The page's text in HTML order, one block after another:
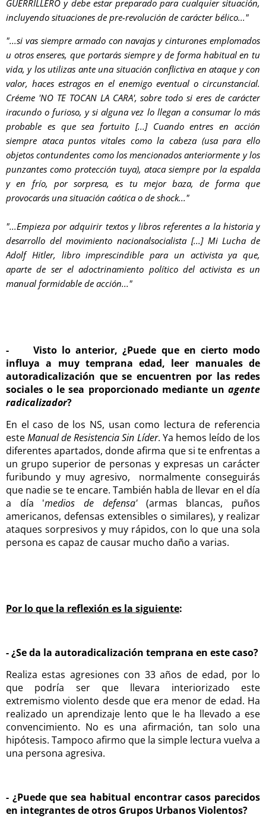
GUERRILLERO y debe estar preparado para cualquier situación,
incluyendo situaciones de pre-revolución de carácter bélico..."
"...si vas siempre armado con navajas y cinturones emplomados
u otros enseres, que portarás siempre y de forma habitual en tu
vida, y los utilizas ante una situación conflictiva en ataque y con
valor, haces estragos en el enemigo eventual o circunstancial.
Créeme 'NO TE TOCAN LA CARA', sobre todo si eres de carácter
iracundo o furioso, y si alguna vez lo llegan a consumar lo más
probable es que sea fortuito [...] Cuando entres en acción
siempre ataca puntos vitales como la cabeza (usa para ello
objetos contundentes como los mencionados anteriormente y los
punzantes como protección tuya), ataca siempre por la espalda
y en frío, por sorpresa, es tu mejor baza, de forma que
provocarás una situación caótica o de shock..."
"...Empieza por adquirir textos y libros referentes a la historia y
desarrollo del movimiento nacionalsocialista [...] Mi Lucha de
Adolf Hitler, libro imprescindible para un activista ya que,
aparte de ser el adoctrinamiento político del activista es un
manual formidable de acción..."
- Visto lo anterior, ¿Puede que en cierto modo
influya a muy temprana edad, leer manuales de
autoradicalización que se encuentren por las redes
sociales o le sea proporcionado mediante un agente
radicalizador?
En el caso de los NS, usan como lectura de referencia
esteManual de Resistencia Sin Líder. Ya hemos leído de los
diferentes apartados, donde afirma que si te enfrentas a
un grupo superior de personas y expresas un carácter
furibundo y muy agresivo, normalmente conseguirás
que nadie se te encare. También habla de llevar en el día
a día 'medios de defensa'(armas blancas, puños
americanos, defensas extensibles o similares), y realizar
ataques sorpresivos y muy rápidos, con lo que una sola
persona es capaz de causar mucho daño a varias.
Por lo que la reflexión es la siguiente:
- ¿Se da la autoradicalización temprana en este caso?
Realiza estas agresiones con 33 años de edad, por lo
que podría ser que llevara interiorizado este
extremismo violento desde que era menor de edad. Ha
realizado un aprendizaje lento que le ha llevado a ese
convencimiento. No es una afirmación, tan solo una
hipótesis. Tampoco afirmo que la simple lectura vuelva a
una persona agresiva.
- ¿Puede que sea habitual encontrar casos parecidos
en integrantes de otros Grupos Urbanos Violentos?